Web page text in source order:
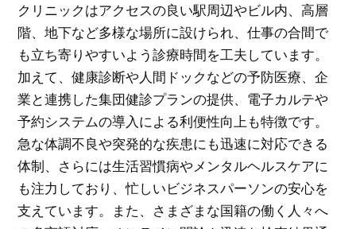
クリニックはアクセスの良い駅周辺やビル内、高層
階、地下など多様な場所に設けられ、仕事の合間で
も立ち寄りやすいよう診療時間を工夫しています。
加えて、健康診断や人間ドックなどの予防医療、企
業と連携した集団健診プランの提供、電子カルテや
予約システムの導入による利便性向上も特徴です。
急な体調不良や突発的な疾患にも迅速に対応できる
体制、さらには生活習慣病やメンタルヘルスケアに
も注力しており、忙しいビジネスパーソンの安心を
支えています。また、さまざまな国籍の働く人々へ